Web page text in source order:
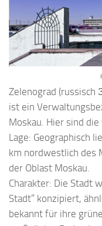
Zelenograd (russisch
ist ein
Moskau. Hier sind
Lage: Geographisch
km nordwestlich des
der Oblast Moskau.
Charakter: Die Stadt
Stadt” konzipiert,
bekannt für ihre